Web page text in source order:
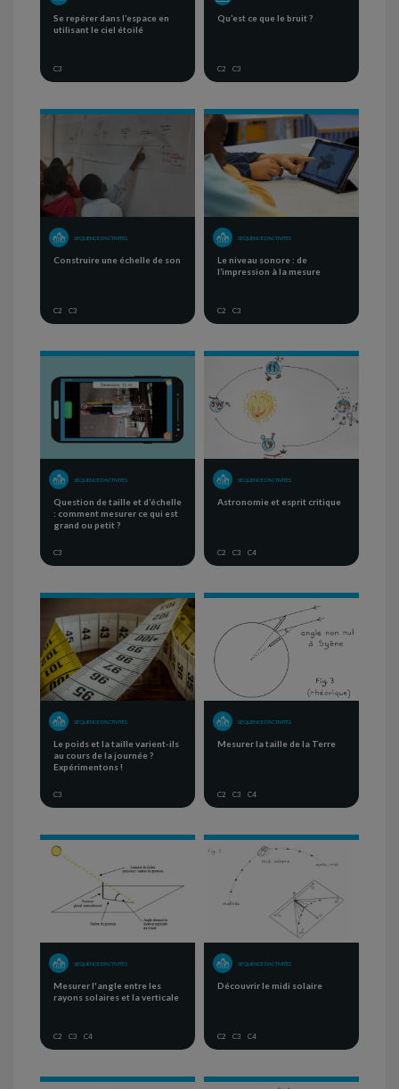
Se repérer dans l’espace en
utilisant le ciel étoilé
C3
Qu’est ce que le bruit ?
C2 C3
SÉQUENCE D'ACTIVITÉS
Construire une échelle de son
C2 C3
SÉQUENCE D'ACTIVITÉS
Le niveau sonore : de
l’impression à la mesure
C2 C3
SÉQUENCE D'ACTIVITÉS
Question de taille et d’échelle
: comment mesurer ce qui est
grand ou petit ?
C3
SÉQUENCE D'ACTIVITÉS
Astronomie et esprit critique
C2 C3 C4
SÉQUENCE D'ACTIVITÉS
Le poids et la taille varient-ils
au cours de la journée ?
Expérimentons !
C3
SÉQUENCE D'ACTIVITÉS
Mesurer la taille de la Terre
C2 C3 C4
SÉQUENCE D'ACTIVITÉS
Mesurer l'angle entre les
rayons solaires et la verticale
C2 C3 C4
SÉQUENCE D'ACTIVITÉS
Découvrir le midi solaire
C2 C3 C4